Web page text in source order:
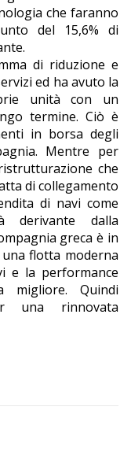
che faranno
del 15,6% di
di riduzione e
ed ha avuto la
unità con un
termine. Ciò è
in borsa degli
Mentre per
che
di collegamento
di navi come
derivante dalla
greca è in
flotta moderna
e la performance
Quindi
una rinnovata